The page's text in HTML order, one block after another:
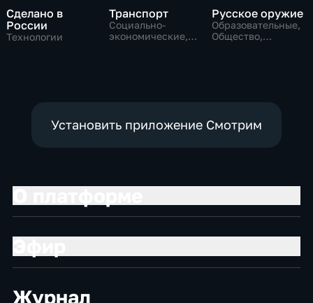
Сделано в
России
Технологии
Транспорт
Социально-
экономические,
Русское оружие
Образовательные,
Общество,
Установить приложение Смотрим
Журнал